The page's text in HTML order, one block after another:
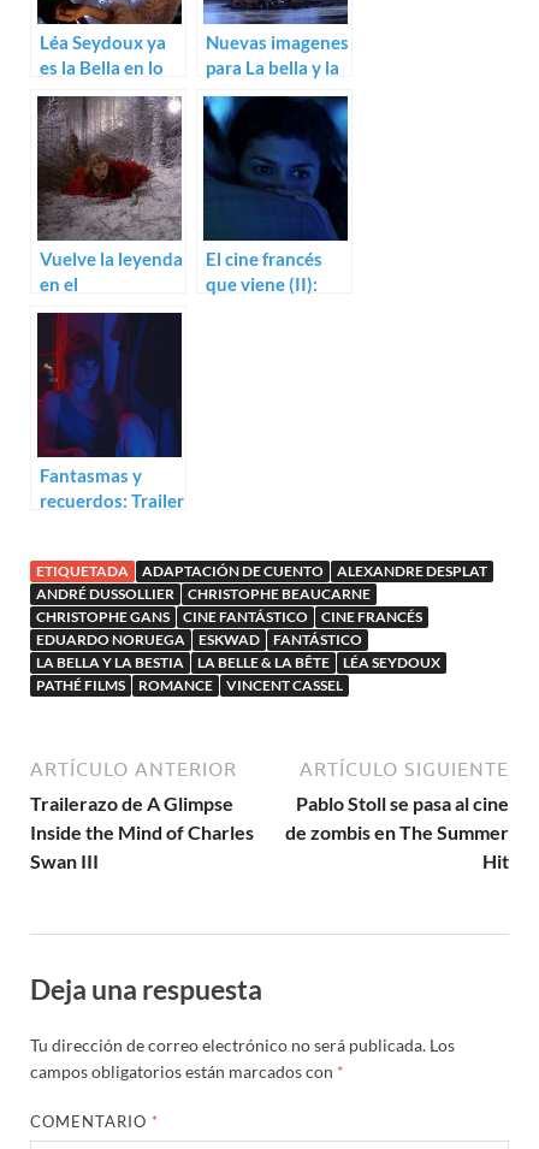
Léa Seydoux ya
es la Bella en lo
nuevo de
Christophe Gans
Nuevas imagenes
para La bella y la
bestia de
Christophe Gans
Vuelve la leyenda
en el
espectacular
trailer de La bella
y la bestia
El cine francés
que viene (II):
Fantasmas y
recuerdos: Trailer
ETIQUETADA ADAPTACIÓN DE CUENTO
ALEXANDRE DESPLAT
ANDRÉ DUSSOLLIER
CHRISTOPHE BEAUCARNE
CHRISTOPHE GANS
CINE FANTÁSTICO
CINE FRANCÉS
EDUARDO NORUEGA
ESKWAD
FANTÁSTICO
LA BELLA Y LA BESTIA
LA BELLE & LA BÊTE
LÉA SEYDOUX
PATHÉ FILMS
ROMANCE VINCENT CASSEL
ARTÍCULO ANTERIOR
Trailerazo de A Glimpse
Inside the Mind of Charles
Swan III
ARTÍCULO SIGUIENTE
Pablo Stoll se pasa al cine
de zombis en The Summer
Hit
Deja una respuesta
Tu dirección de correo electrónico no será publicada. Los
campos obligatorios están marcados con *
COMENTARIO *